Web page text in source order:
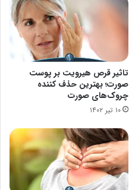
تاثیر قرص هیرویت بر پوست
صورت؛ بهترین حذف کننده
چروک‌های صورت
۱۰ تیر ۱۴۰۲